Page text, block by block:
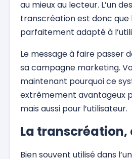
au mieux au lecteur. L’un
transcréation est donc que
parfaitement adapté à
Le message à faire passer
sa campagne marketing.
maintenant pourquoi ce
extrêmement avantageux
mais aussi pour l’utilisateur.
La transcréation,
Bien souvent utilisé dans